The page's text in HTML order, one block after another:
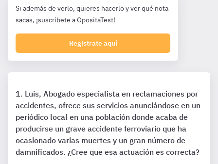
Si además de verlo, quieres hacerlo y ver qué nota
sacas, ¡suscríbete a OpositaTest!
Registrate aquí
Luis, Abogado especialista en reclamaciones por
accidentes, ofrece sus servicios anunciándose en un
periódico local en una población donde acaba de
producirse un grave accidente ferroviario que ha
ocasionado varias muertes y un gran número de
damnificados. ¿Cree que esa actuación es correcta?